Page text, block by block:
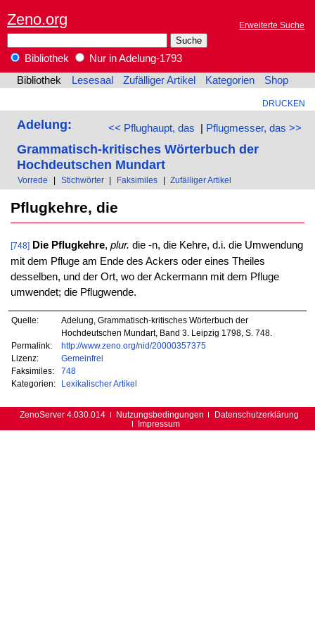
Zeno.org Erweiterte Suche
Bibliothek
Nur in Adelung-1793
Bibliothek
Lesesaal Zufälliger Artikel Kategorien Shop
DRUCKEN
<< Pflughaupt, das | Pflugmesser, das >>
Adelung:
Grammatisch-kritisches Wörterbuch der
Hochdeutschen Mundart
Vorrede | Stichwörter | Faksimiles | Zufälliger Artikel
Pflugkehre, die
[748] Die Pflugkehre, plur. die -n, die Kehre, d.i. die Umwendung
mit dem Pfluge am Ende des Ackers oder eines Theiles
desselben, und der Ort, wo der Ackermann mit dem Pfluge
umwendet; die Pflugwende.
Quelle:
Adelung, Grammatisch-kritisches Wörterbuch der
Hochdeutschen Mundart, Band 3. Leipzig 1798, S. 748.
Permalink:
http://www.zeno.org/nid/20000357375
Lizenz:
Gemeinfrei
Faksimiles:
748
Kategorien:
Lexikalischer Artikel
ZenoServer 4.030.014 Nutzungsbedingungen
Datenschutzerklärung
Impressum